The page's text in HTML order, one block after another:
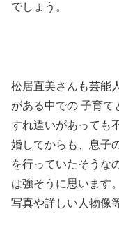
でしょう。
松居直美さんも芸能
がある中での 子育て
すれ違いがあっても
婚してからも、息子
を行っていたそうな
は強そうに思います。
写真や詳しい人物像